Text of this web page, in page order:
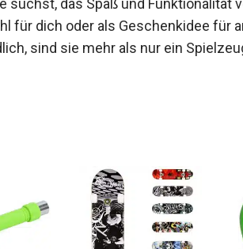
Wahl für dich oder als
sind sie mehr als nur ein